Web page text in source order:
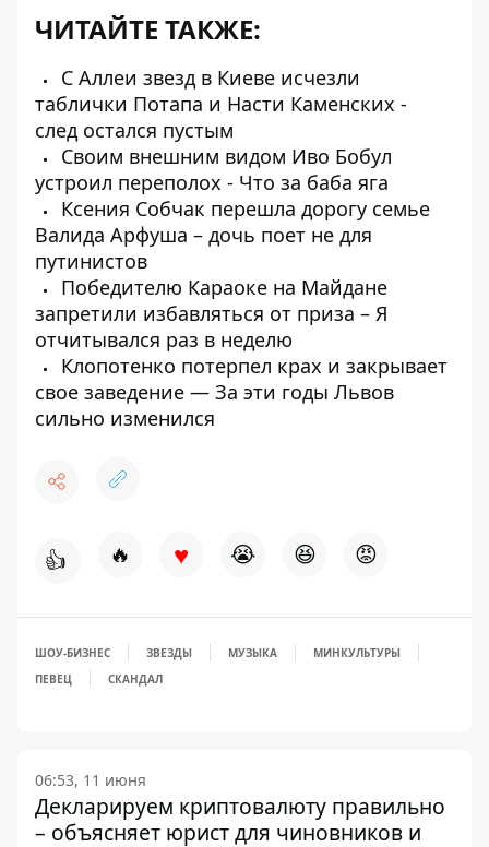
ЧИТАЙТЕ ТАКЖЕ:
С Аллеи звезд в Киеве исчезли
таблички Потапа и Насти Каменских -
след остался пустым
Своим внешним видом Иво Бобул
устроил переполох - Что за баба яга
Ксения Собчак перешла дорогу семье
Валида Арфуша – дочь поет не для
путинистов
Победителю Караоке на Майдане
запретили избавляться от приза – Я
отчитывался раз в неделю
Клопотенко потерпел крах и закрывает
свое заведение — За эти годы Львов
сильно изменился
👍 🔥 ♥ 😭 😆 😡
ШОУ-БИЗНЕС ЗВЕЗДЫ МУЗЫКА
МИНКУЛЬТУРЫ
ПЕВЕЦ
СКАНДАЛ
06:53, 11 июня
Декларируем криптовалюту правильно
– объясняет юрист для чиновников и